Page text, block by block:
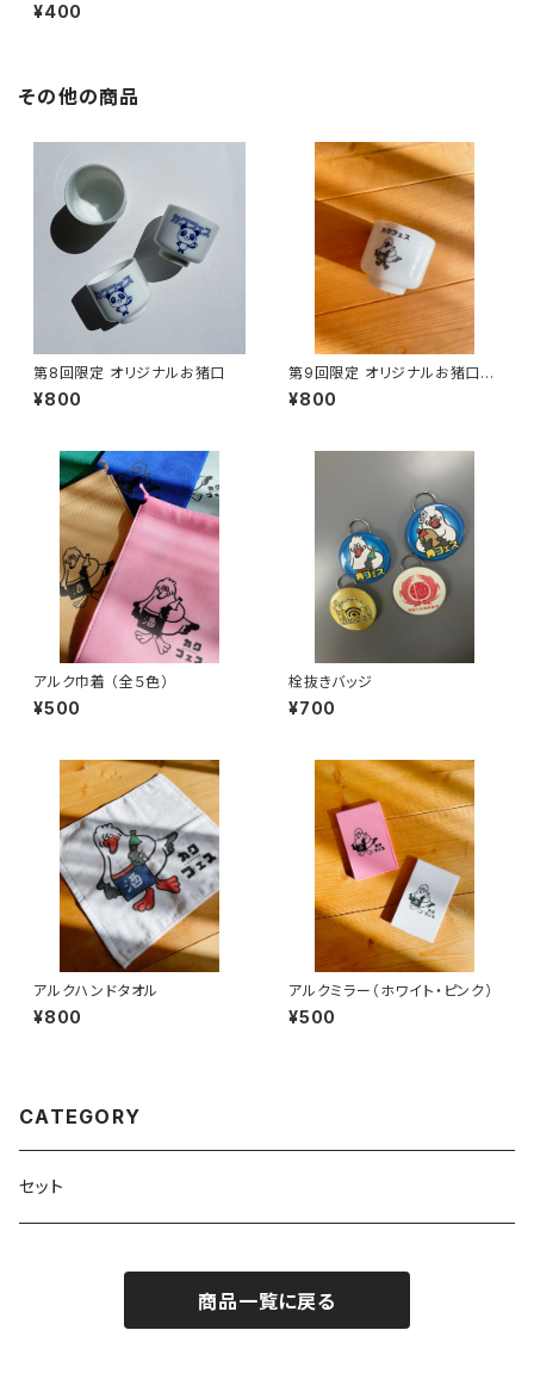
¥400
その他の商品
第8回限定 オリジナルお猪口
¥800
第9回限定 オリジナルお猪口
（アルク）
¥800
アルク巾着 （全５色）
¥500
栓抜きバッジ
¥700
アルクハンドタオル
¥800
アルクミラー（ホワイト・ピンク）
¥500
CATEGORY
セット
商品一覧に戻る